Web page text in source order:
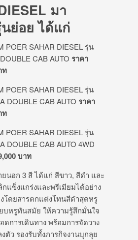
มา
ย่อย ได้แก่
POER SAHAR DIESEL รุ่น
CAB AUTO ราคา
ท
POER SAHAR DIESEL รุ่น
DOUBLE CAB AUTO ราคา
ท
POER SAHAR DIESEL รุ่น
DOUBLE CAB AUTO 4WD
บาท
นอก 3 สี ได้แก่ สีขาว, สีดำ และ
กแข็งแกร่งและพรีเมียมได้อย่าง
โดยสารตกแต่งโทนสีดำสุดหรู
บหรูทันสมัย ให้ความรู้สึกมั่นใจ
การเดินทาง พร้อมการจัดวาง
ตัว รองรับทั้งภารกิจงานบุกลุย